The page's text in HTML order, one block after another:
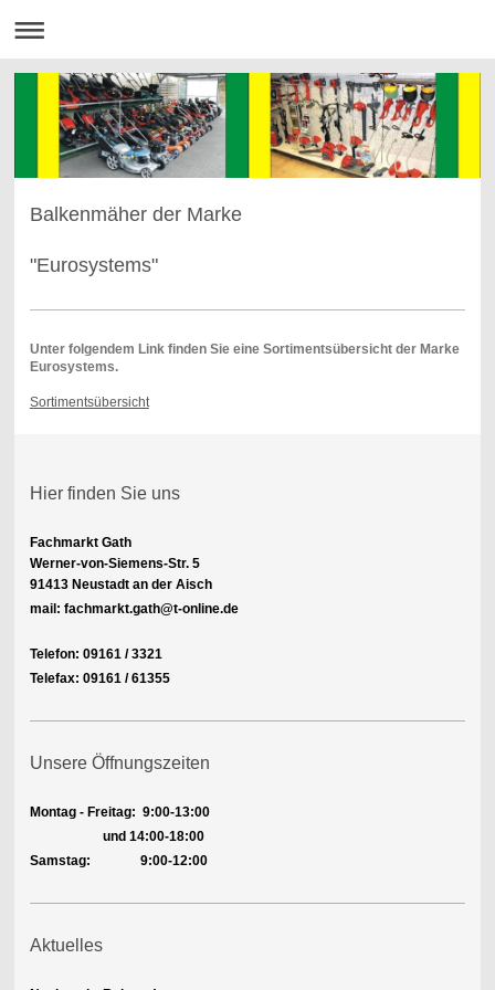
Balkenmäher der Marke
"Eurosystems"
Unter folgendem Link finden Sie eine Sortimentsübersicht der Marke
Eurosystems.
Sortimentsübersicht
Hier finden Sie uns
Fachmarkt Gath
Werner-von-Siemens-Str. 5
91413 Neustadt an der Aisch
mail: fachmarkt.gath@t-online.de
Telefon: 09161 / 3321
Telefax: 09161 / 61355
Unsere Öffnungszeiten
Montag - Freitag: 9:00-13:00
und 14:00-18:00
Samstag: 9:00-12:00
Aktuelles